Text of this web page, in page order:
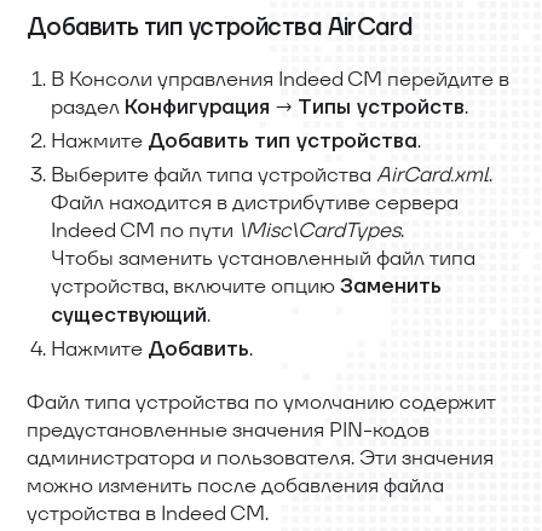
Добавить тип устройства AirCard
В Консоли управления Indeed CM перейдите в
раздел Конфигурация → Типы устройств.
Нажмите Добавить тип устройства.
Выберите файл типа устройства AirCard.xml.
Файл находится в дистрибутиве сервера
Indeed CM по пути \Misc\CardTypes.
Чтобы заменить установленный файл типа
устройства, включите опциюЗаменить
существующий.
Нажмите Добавить.
Файл типа устройства по умолчанию содержит
предустановленные значения PIN-кодов
администратора и пользователя. Эти значения
можно изменить после добавления файла
устройства в Indeed CM.